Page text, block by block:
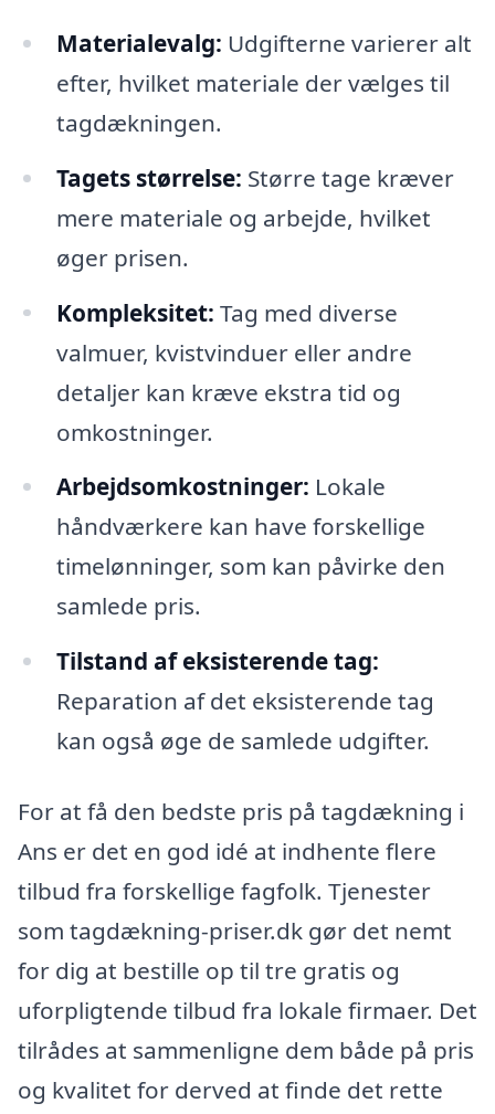
Materialevalg: Udgifterne varierer alt
efter, hvilket materiale der vælges til
tagdækningen.
Tagets størrelse: Større tage kræver
mere materiale og arbejde, hvilket
øger prisen.
Kompleksitet: Tag med diverse
valmuer, kvistvinduer eller andre
detaljer kan kræve ekstra tid og
omkostninger.
Arbejdsomkostninger: Lokale
håndværkere kan have forskellige
timelønninger, som kan påvirke den
samlede pris.
Tilstand af eksisterende tag:
Reparation af det eksisterende tag
kan også øge de samlede udgifter.
For at få den bedste pris på tagdækning i
Ans er det en god idé at indhente flere
tilbud fra forskellige fagfolk. Tjenester
som tagdækning-priser.dk gør det nemt
for dig at bestille op til tre gratis og
uforpligtende tilbud fra lokale firmaer. Det
tilrådes at sammenligne dem både på pris
og kvalitet for derved at finde det rette